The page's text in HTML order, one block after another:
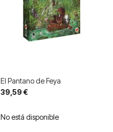
El Pantano de Feya
39,59 €
No está disponible